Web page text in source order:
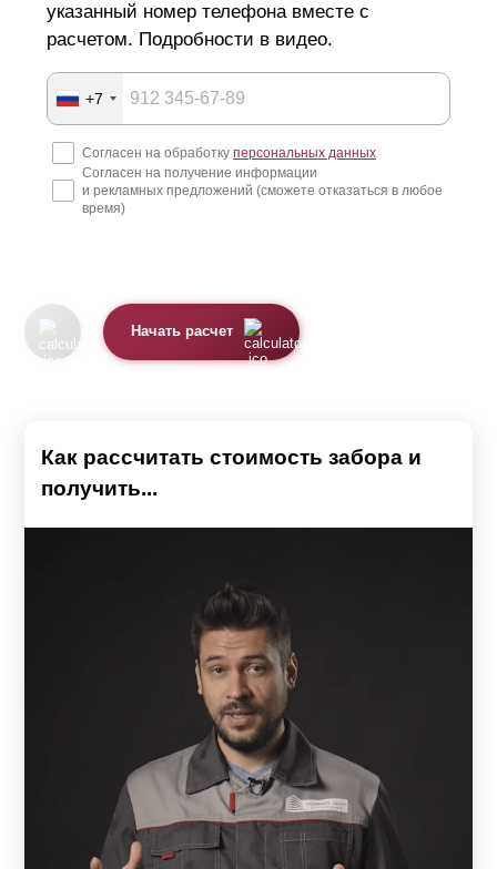
указанный номер телефона вместе с
расчетом. Подробности в видео.
+7
Согласен на обработку персональных данных
Согласен на получение информации
и рекламных предложений (сможете отказаться в любое
время)
Начать расчет
Как рассчитать стоимость забора и
получить...